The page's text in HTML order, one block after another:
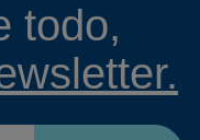
todo,